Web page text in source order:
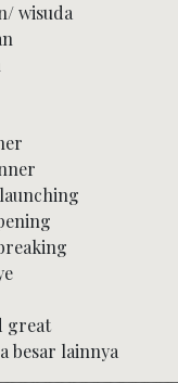
wisuda
great
besar lainnya